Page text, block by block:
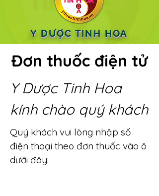
Y DƯỢC TINH HOA
Đơn thuốc điện tử
Y Dược Tinh Hoa
kính chào quý khách
Quý khách vui lòng nhập số
điện thoại theo đơn thuốc vào ô
dưới đây: